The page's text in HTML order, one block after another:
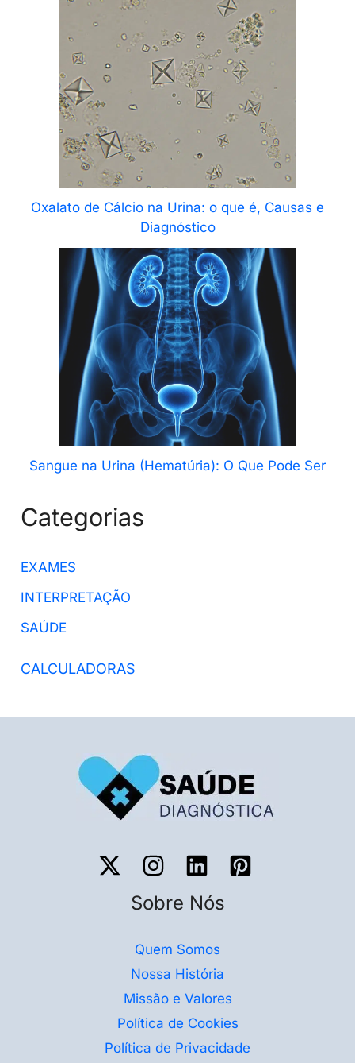
Oxalato de Cálcio na Urina: o que é, Causas e
Diagnóstico
Sangue na Urina (Hematúria): O Que Pode Ser
Categorias
EXAMES
INTERPRETAÇÃO
SAÚDE
CALCULADORAS
Sobre Nós
Quem Somos
Nossa História
Missão e Valores
Política de Cookies
Política de Privacidade